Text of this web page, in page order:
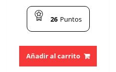
26 Puntos
Añadir al carrito